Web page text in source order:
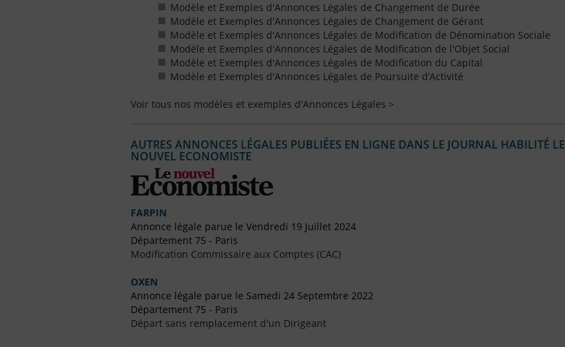
Modèle et Exemples d'Annonces Légales de Changement de Durée
Modèle et Exemples d'Annonces Légales de Changement de Gérant
Modèle et Exemples d'Annonces Légales de Modification de Dénomination Sociale
Modèle et Exemples d'Annonces Légales de Modification de l'Objet Social
Modèle et Exemples d'Annonces Légales de Modification du Capital
Modèle et Exemples d'Annonces Légales de Poursuite d’Activité
Voir tous nos modèles et exemples d'Annonces Légales >
AUTRES ANNONCES LÉGALES PUBLIÉES EN LIGNE DANS LE JOURNAL HABILITÉ LE
NOUVEL ECONOMISTE
FARPIN
Annonce légale parue le Vendredi 19 Juillet 2024
Département 75 - Paris
Modification Commissaire aux Comptes (CAC)
OXEN
Annonce légale parue le Samedi 24 Septembre 2022
Département 75 - Paris
Départ sans remplacement d'un Dirigeant